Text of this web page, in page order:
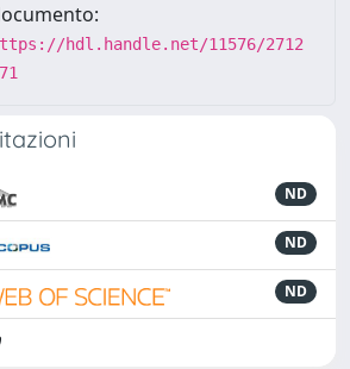
hdl.handle.net/11576/2712
ND
ND
ND